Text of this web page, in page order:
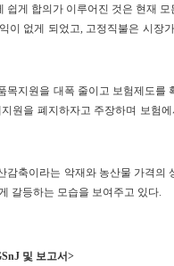
쉽게 합의가 이루어진 것은 현재
이 없게 되었고, 고정직불은 시장
목지원을 대폭 줄이고 보험제도를
원을 폐지하자고 주장하며 보험
감축이라는 악재와 농산물 가격의
갈등하는 모습을 보여주고 있다.
및 보고서>